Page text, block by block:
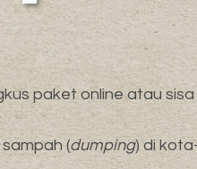
paket online atau
(dumping) di